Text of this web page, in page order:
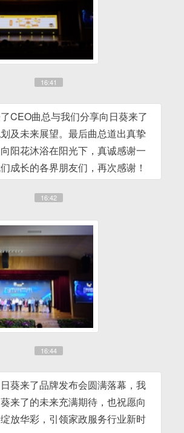
16:41
CEO曲总与我们分享向日葵来了
及未来展望。最后曲总道出真挚
阳花沐浴在阳光下，真诚感谢一
成长的各界朋友们，再次感谢！
16:42
16:44
葵来了品牌发布会圆满落幕，我
来了的未来充满期待，也祝愿向
放华彩，引领家政服务行业新时